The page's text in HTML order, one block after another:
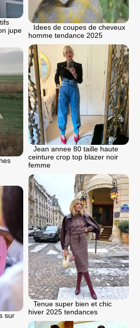
Idees de coupes de cheveux
homme tendance 2025
jupe
Jean annee 80 taille haute
ceinture crop top blazer noir
femme
Tenue super bien et chic
hiver 2025 tendances
sur